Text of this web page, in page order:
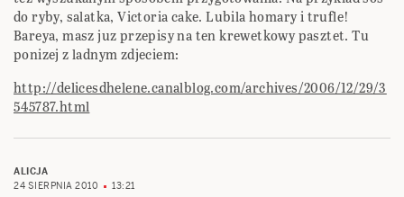
do ryby, salatka, Victoria cake. Lubila homary i trufle!
Bareya, masz juz przepisy na ten krewetkowy pasztet. Tu
ponizej z ladnym zdjeciem:
http://delicesdhelene.canalblog.com/archives/2006/12/29/3
545787.html
ALICJA
24 SIERPNIA 2010
13:21